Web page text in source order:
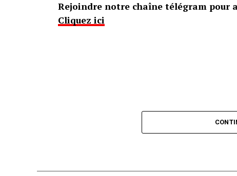
Rejoindre notre chaîne télégram pour
Cliquez ici